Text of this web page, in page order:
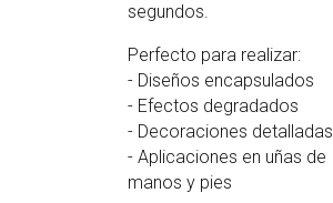
segundos.
Perfecto para realizar:
- Diseños encapsulados
- Efectos degradados
- Decoraciones detalladas
- Aplicaciones en uñas de
manos y pies